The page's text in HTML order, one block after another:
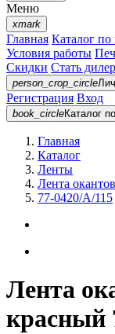
Меню
xmark
Главная Каталог по
Условия работы
Скидки Стать
person_crop_circle
Регистрация Вход
book_circleКаталог
Главная
Каталог
Ленты
Лента
77-0420/А/115
Лента
красный